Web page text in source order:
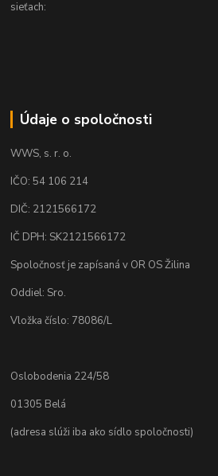
sieťach:
Údaje o spoločnosti
WWS, s. r. o.
IČO: 54 106 214
DIČ: 2121566172
IČ DPH: SK2121566172
Spoločnosť je zapísaná v OR OS Žilina
Oddiel: Sro.
Vložka číslo: 78086/L
Oslobodenia 224/58
01305 Belá
(adresa slúži iba ako sídlo spoločnosti)